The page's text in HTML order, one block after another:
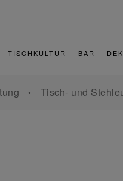
TISCHKULTUR BAR
Tisch- und